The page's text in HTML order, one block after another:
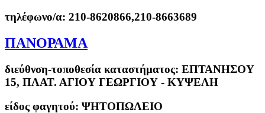
τηλέφωνο/α: 210-8620866,210-8663689
ΠΑΝΟΡΑΜΑ
διεύθνση-τοποθεσία καταστήματος: ΕΠΤΑΝΗΣΟΥ
15, ΠΛΑΤ. ΑΓΙΟΥ ΓΕΩΡΓΙΟΥ - ΚΥΨΕΛΗ
είδος φαγητού: ΨΗΤΟΠΩΛΕΙΟ